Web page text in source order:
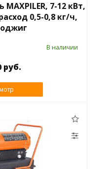
7-12 кВт,
0,5-0,8 кг/ч,
В наличии
руб.